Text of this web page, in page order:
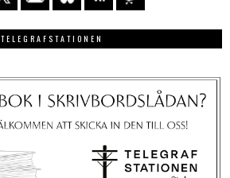
TELEGRAFSTATIONEN